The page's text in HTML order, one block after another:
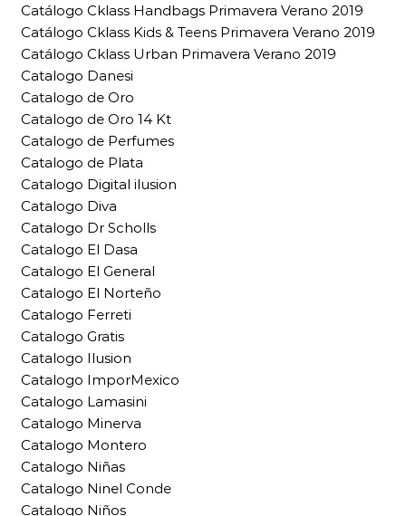
Catálogo Cklass Handbags Primavera Verano 2019
Catálogo Cklass Kids & Teens Primavera Verano 2019
Catálogo Cklass Urban Primavera Verano 2019
Catalogo Danesi
Catalogo de Oro
Catalogo de Oro 14 Kt
Catalogo de Perfumes
Catalogo de Plata
Catalogo Digital ilusion
Catalogo Diva
Catalogo Dr Scholls
Catalogo El Dasa
Catalogo El General
Catalogo El Norteño
Catalogo Ferreti
Catalogo Gratis
Catalogo Ilusion
Catalogo ImporMexico
Catalogo Lamasini
Catalogo Minerva
Catalogo Montero
Catalogo Niñas
Catalogo Ninel Conde
Catalogo Niños